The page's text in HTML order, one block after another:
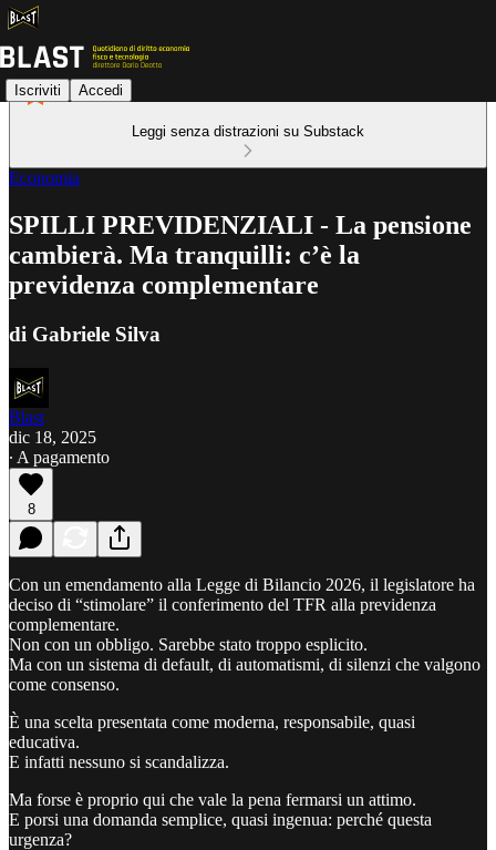
Iscriviti Accedi
Leggi senza distrazioni su Substack
Economia
SPILLI PREVIDENZIALI - La pensione
cambierà. Ma tranquilli: c’è la
previdenza complementare
di Gabriele Silva
Blast
dic 18, 2025
∙ A pagamento
8
Con un emendamento alla Legge di Bilancio 2026, il legislatore ha
deciso di “stimolare” il conferimento del TFR alla previdenza
complementare.
Non con un obbligo. Sarebbe stato troppo esplicito.
Ma con un sistema di default, di automatismi, di silenzi che valgono
come consenso.
È una scelta presentata come moderna, responsabile, quasi
educativa.
E infatti nessuno si scandalizza.
Ma forse è proprio qui che vale la pena fermarsi un attimo.
E porsi una domanda semplice, quasi ingenua: perché questa
urgenza?